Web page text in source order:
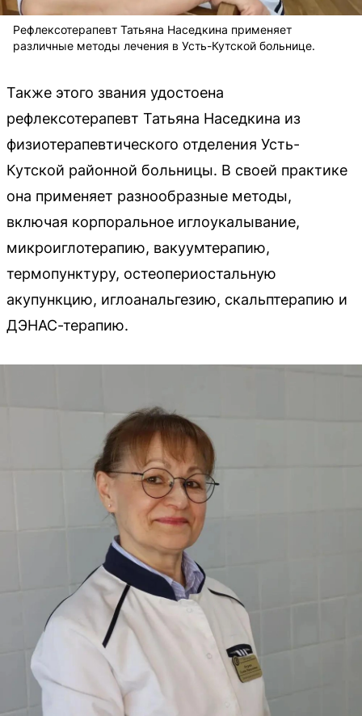
Рефлексотерапевт Татьяна Наседкина применяет
различные методы лечения в Усть-Кутской больнице.
Также этого звания удостоена
рефлексотерапевт Татьяна Наседкина из
физиотерапевтического отделения Усть-
Кутской районной больницы. В своей практике
она применяет разнообразные методы,
включая корпоральное иглоукалывание,
микроиглотерапию, вакуумтерапию,
термопунктуру, остеопериостальную
акупункцию, иглоанальгезию, скальптерапию и
ДЭНАС-терапию.